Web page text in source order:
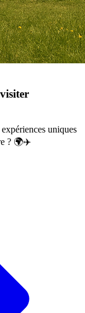
uniques
? 🌍✈️